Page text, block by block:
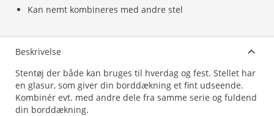
Kan nemt kombineres med andre stel
Beskrivelse
Stentøj der både kan bruges til hverdag og fest. Stellet har
en glasur, som giver din borddækning et fint udseende.
Kombinér evt. med andre dele fra samme serie og fuldend
din borddækning.